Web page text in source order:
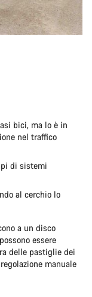
bici, ma lo è in
nel traffico
di sistemi
al cerchio lo
a un disco
essere
delle pastiglie dei
manuale